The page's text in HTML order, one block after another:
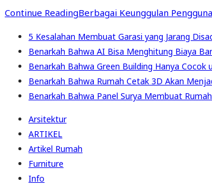
Continue ReadingBerbagai Keunggulan
5 Kesalahan Membuat Garasi yang Jarang
Benarkah Bahwa AI Bisa Menghitung Biaya
Benarkah Bahwa Green Building Hanya Cocok
Benarkah Bahwa Rumah Cetak 3D Akan
Benarkah Bahwa Panel Surya Membuat
Arsitektur
ARTIKEL
Artikel Rumah
Furniture
Info